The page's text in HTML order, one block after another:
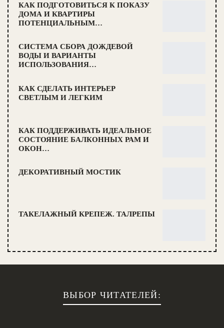
КАК ПОДГОТОВИТЬСЯ К ПОКАЗУ
ДОМА И КВАРТИРЫ
ПОТЕНЦИАЛЬНЫМ…
СИСТЕМА СБОРА ДОЖДЕВОЙ
ВОДЫ И ВАРИАНТЫ
ИСПОЛЬЗОВАНИЯ…
КАК СДЕЛАТЬ ИНТЕРЬЕР
СВЕТЛЫМ И ЛЕГКИМ
КАК ПОДДЕРЖИВАТЬ ИДЕАЛЬНОЕ
СОСТОЯНИЕ БАЛКОННЫХ РАМ И
ОКОН…
ДЕКОРАТИВНЫЙ МОСТИК
ТАКЕЛАЖНЫЙ КРЕПЕЖ. ТАЛРЕПЫ
ВЫБОР ЧИТАТЕЛЕЙ: